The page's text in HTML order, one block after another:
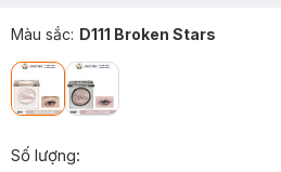
Màu sắc: D111 Broken Stars
Số lượng: